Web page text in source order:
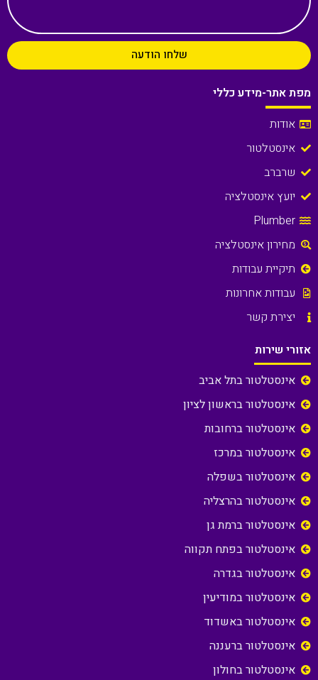
שלחו הודעה
מפת אתר-מידע כללי
אודות
אינסטלטור
שרברב
יועץ אינסטלציה
Plumber
מחירון אינסטלציה
תיקיית עבודות
עבודות אחרונות
יצירת קשר
אזורי שירות
אינסטלטור בתל אביב
אינסטלטור בראשון לציון
אינסטלטור ברחובות
אינסטלטור במרכז
אינסטלטור בשפלה
אינסטלטור בהרצליה
אינסטלטור ברמת גן
אינסטלטור בפתח תקווה
אינסטלטור בגדרה
אינסטלטור במודיעין
אינסטלטור באשדוד
אינסטלטור ברעננה
אינסטלטור בחולון